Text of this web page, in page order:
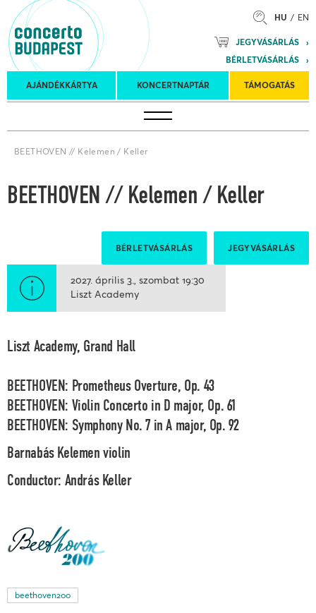
HU EN
JEGYVÁSÁRLÁS
BÉRLETVÁSÁRLÁS
AJÁNDÉKKÁRTYA KONCERTNAPTÁR TÁMOGATÁS
Koncertnaptár
turnék
Kulturális
Program
Felkéréses
koncertek
BEETHOVEN // Kelemen / Keller
BEETHOVEN // Kelemen / Keller
JEGYVÁSÁRLÁS
BÉRLETVÁSÁRLÁS
2027. április 3. szombat 19:30
Liszt Academy
Liszt Academy, Grand Hall
BEETHOVEN: Prometheus Overture, Op. 43
BEETHOVEN: Violin Concerto in D major, Op. 61
BEETHOVEN: Symphony No. 7 in A major, Op. 92
Barnabás Kelemenviolin
Conductor: András Keller
beethoven200